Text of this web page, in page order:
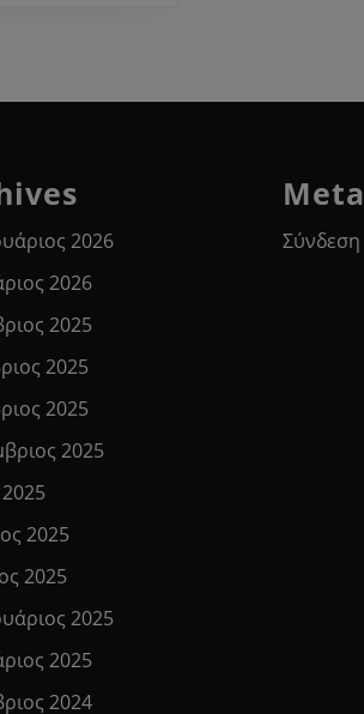
2026
2026
2025
2025
2025
2025
2025
2025
2025
2025
2024
Meta
Σύνδεση